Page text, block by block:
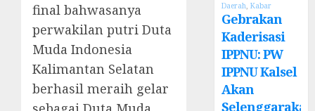
final bahwasanya
perwakilan putri Duta
Muda Indonesia
Kalimantan Selatan
berhasil meraih gelar
Daerah,Kabar
Gebrakan
Kaderisasi
IPPNU: PW
IPPNU Kalsel
Akan
Selenggarakan